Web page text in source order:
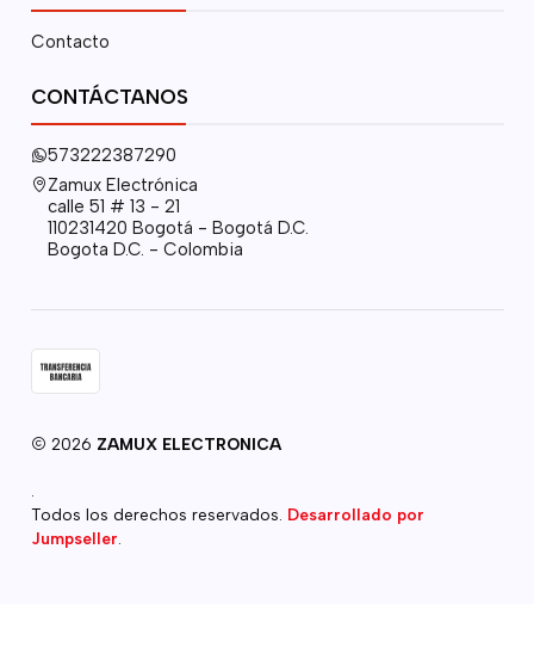
Contacto
CONTÁCTANOS
573222387290
Zamux Electrónica
calle 51 # 13 - 21
110231420 Bogotá - Bogotá D.C.
Bogota D.C. - Colombia
2026 ZAMUX ELECTRONICA
.
Todos los derechos reservados. Desarrollado por
Jumpseller.